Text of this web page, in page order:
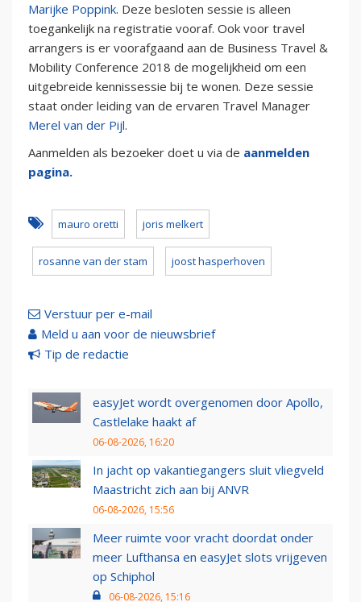
Marijke Poppink. Deze besloten sessie is alleen
toegankelijk na registratie vooraf. Ook voor travel
arrangers is er voorafgaand aan de Business Travel &
Mobility Conference 2018 de mogelijkheid om een
uitgebreide kennissessie bij te wonen. Deze sessie
staat onder leiding van de ervaren Travel Manager
Merel van der Pijl.
Aanmelden als bezoeker doet u via de aanmelden
pagina.
mauro oretti joris melkert
rosanne van der stam joost hasperhoven
Verstuur per e-mail
Meld u aan voor de nieuwsbrief
Tip de redactie
easyJet wordt overgenomen door Apollo,
Castlelake haakt af
06-08-2026, 16:20
In jacht op vakantiegangers sluit vliegveld
Maastricht zich aan bij ANVR
06-08-2026, 15:56
Meer ruimte voor vracht doordat onder
meer Lufthansa en easyJet slots vrijgeven
op Schiphol
06-08-2026, 15:16